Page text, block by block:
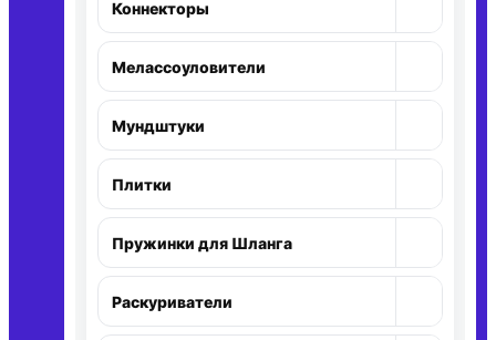
Коннекторы
Мелассоуловители
Мундштуки
Плитки
Пружинки для Шланга
Раскуриватели